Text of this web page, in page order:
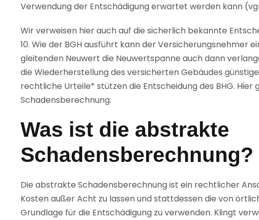
Verwendung der Entschädigung erwartet werden kann (vgl.
Wir verweisen hier auch auf die sicherlich bekannte
10. Wie der BGH ausführt kann der Versicherungsnehmer
gleitenden Neuwert die Neuwertspanne auch dann
die Wiederherstellung des versicherten Gebäudes
rechtliche Urteile* stützen die Entscheidung des BHG.
Schadensberechnung.
Was ist die abstrakte
Schadensberechnung?
Die abstrakte Schadensberechnung ist ein rechtlicher
Kosten außer Acht zu lassen und stattdessen die von
Grundlage für die Entschädigung zu verwenden. Klingt